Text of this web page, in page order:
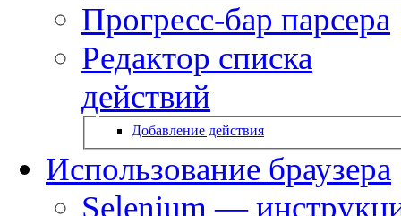
Прогресс-бар парсера
Редактор списка
действий
Добавление действия
Использование браузера
Selenium —